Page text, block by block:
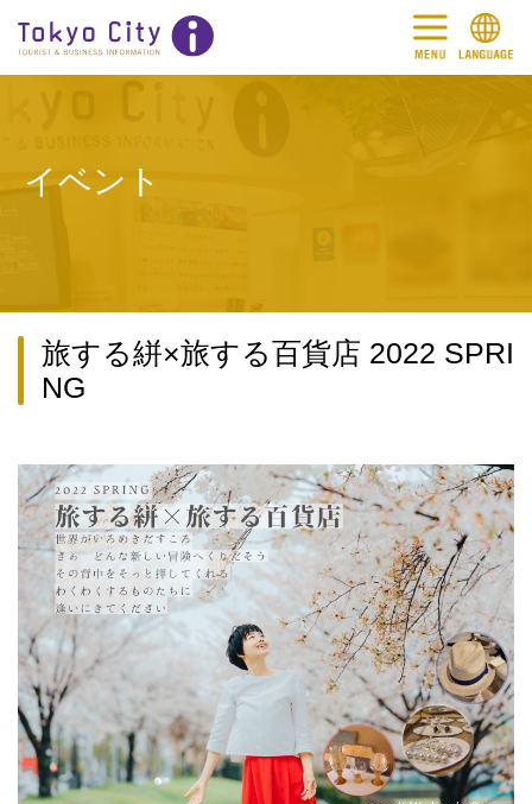
イベント
旅する絣×旅する百貨店 2022 SPRI
NG